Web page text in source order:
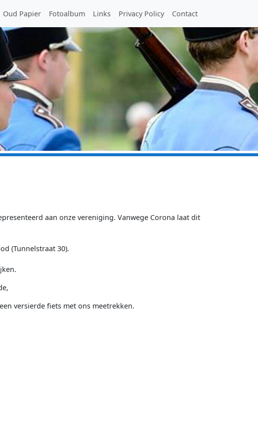
Oud Papier Fotoalbum Links Privacy Policy Contact
aan onze vereniging. Vanwege Corona laat dit
(Tunnelstraat 30).
versierde fiets met ons meetrekken.